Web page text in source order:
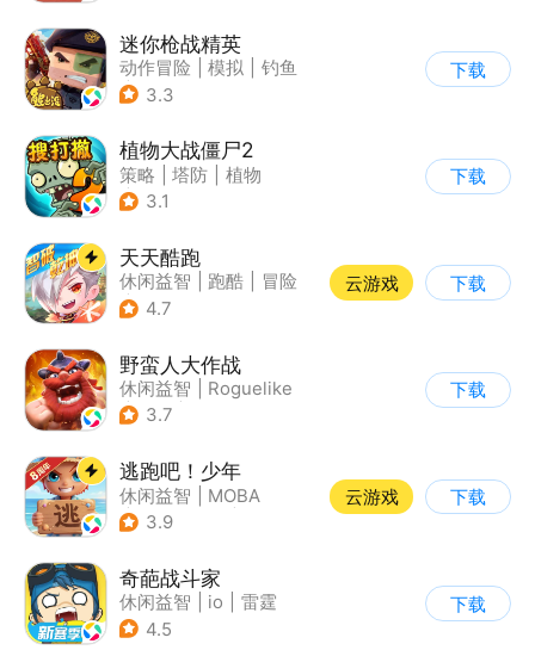
迷你枪战精英
动作冒险 模拟
钓鱼
| 童年
3.3
下载
植物大战僵尸2
策略 塔防
植物
| 植物大战僵尸
3.1
下载
天天酷跑
休闲益智 跑酷
冒险
| 萌系
4.7
云游戏 下载
野蛮人大作战
休闲益智
Roguelike
| 奇幻
3.7
下载
逃跑吧！少年
休闲益智
MOBA
| 非对称竞技
3.9
云游戏 下载
奇葩战斗家
休闲益智 io
雷霆
4.5
下载